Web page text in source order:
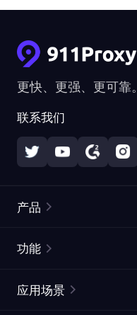
更快、更强、更可靠。
联系我们
产品
静态住宅代理
功能
应用场景